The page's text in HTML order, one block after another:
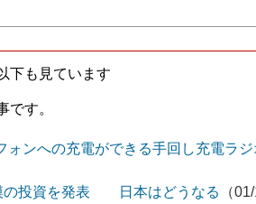
下も見ています
です。
ォンへの充電ができる手回し充電ラ
の投資を発表 日本はどうなる
（